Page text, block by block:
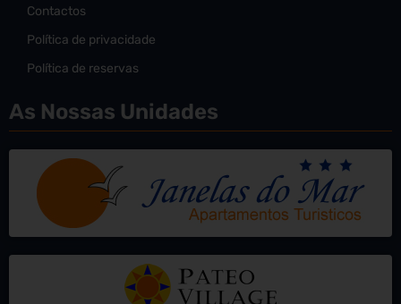
Contactos
Política de privacidade
Política de reservas
As Nossas Unidades